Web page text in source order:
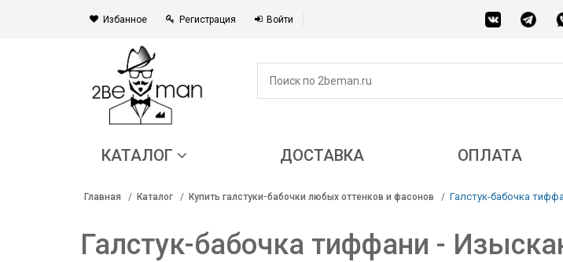
Избанное Регистрация Войти
КАТАЛОГ ДОСТАВКА ОПЛАТА
Главная Каталог Купить галстуки-бабочки любых оттенков и фасонов Галстук-бабочка
Галстук-бабочка тиффани -